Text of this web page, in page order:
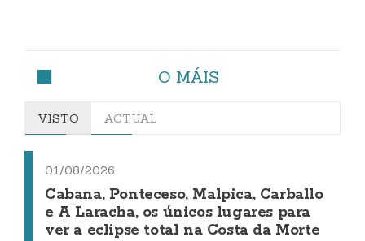
O MÁIS
VISTO ACTUAL
01/08/2026
Cabana, Ponteceso, Malpica, Carballo
e A Laracha, os únicos lugares para
ver a eclipse total na Costa da Morte